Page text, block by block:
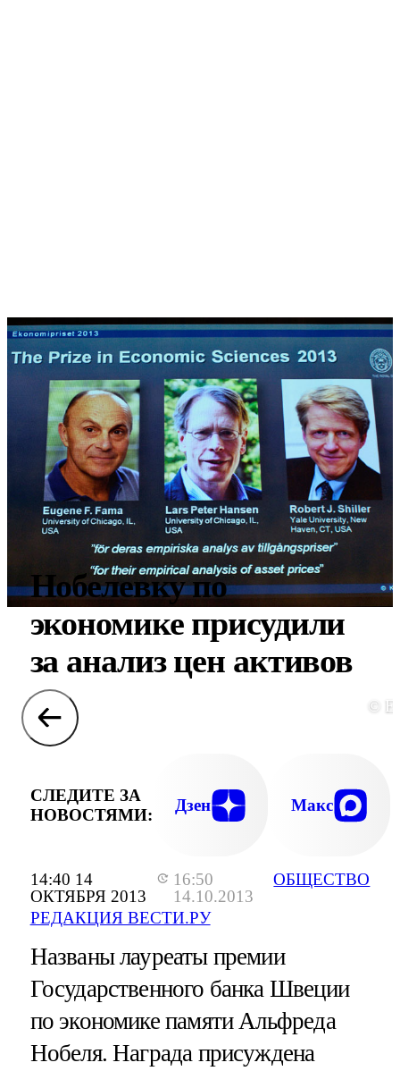
14:40 14
ОКТЯБРЯ 2013
16:50
14.10.2013
РЕДАКЦИЯ ВЕСТИ.РУ
ОБЩЕСТВО
Нобелевку по
экономике присудили
за анализ цен активов
©
СЛЕДИТЕ ЗА
НОВОСТЯМИ:
Дзен Макс
Названы лауреаты премии
Государственного банка Швеции
по экономике памяти Альфреда
Нобеля. Награда присуждена